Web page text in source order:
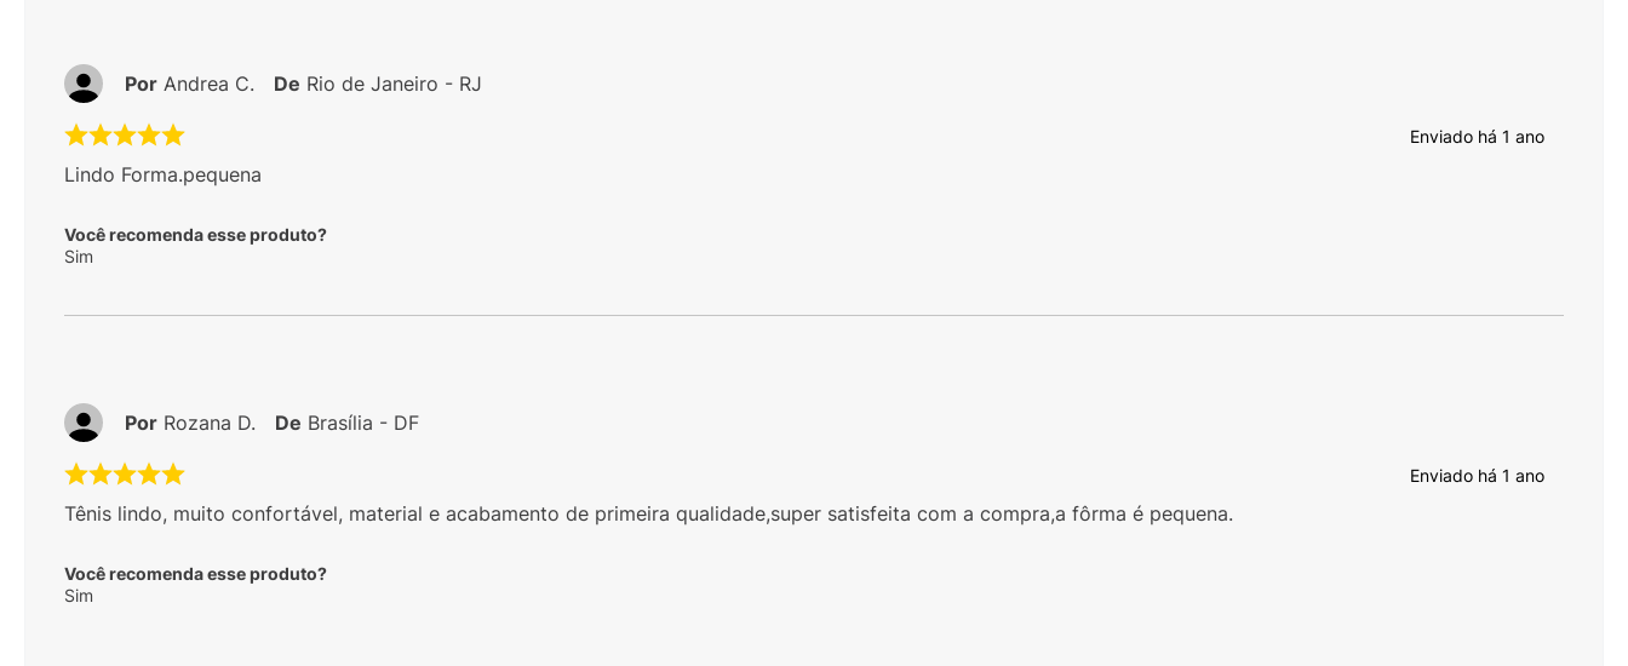
Enviado há 1 ano
Lindo Forma.pequena
Você recomenda esse produto?
Sim
Por Andrea C. De Rio de Janeiro - RJ
Enviado há 1 ano
Tênis lindo, muito confortável, material e acabamento de primeira qualidade,super satisfeita com a compra,a fôrma é pequena.
Você recomenda esse produto?
Sim
Por Rozana D. De Brasília - DF